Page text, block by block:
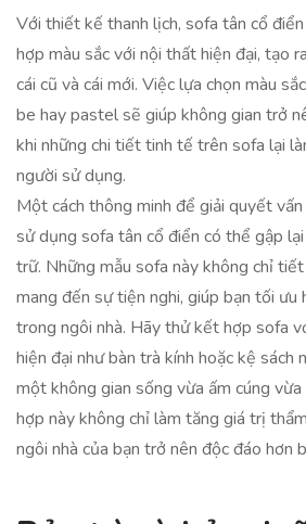
Với thiết kế thanh lịch, sofa tân cổ
hợp màu sắc với nội thất hiện đại, tạo
cái cũ và cái mới. Việc lựa chọn màu
be hay pastel sẽ giúp không gian trở
khi những chi tiết tinh tế trên sofa lại
người sử dụng.
Một cách thông minh để giải quyết
sử dụng sofa tân cổ điển có thể gập
trữ. Những mẫu sofa này không chỉ
mang đến sự tiện nghi, giúp bạn tối ưu
trong ngôi nhà. Hãy thử kết hợp sofa
hiện đại như bàn trà kính hoặc kệ sách
một không gian sống vừa ấm cúng
hợp này không chỉ làm tăng giá trị
ngôi nhà của bạn trở nên độc đáo hơn